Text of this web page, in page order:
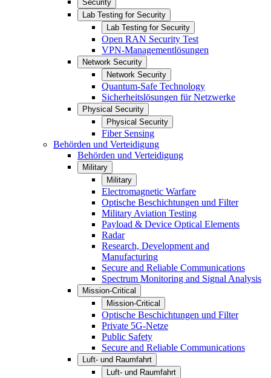
Security
Lab Testing for Security
Lab Testing for Security
Open RAN Security Test
VPN-Managementlösungen
Network Security
Network Security
Quantum-Safe Technology
Sicherheitslösungen für Netzwerke
Physical Security
Physical Security
Fiber Sensing
Behörden und Verteidigung
Behörden und Verteidigung
Military
Military
Electromagnetic Warfare
Optische Beschichtungen und Filter
Military Aviation Testing
Payload & Device Optical Elements
Radar
Research, Development and
Manufacturing
Secure and Reliable Communications
Spectrum Monitoring and Signal Analysis
Mission-Critical
Mission-Critical
Optische Beschichtungen und Filter
Private 5G-Netze
Public Safety
Secure and Reliable Communications
Luft- und Raumfahrt
Luft- und Raumfahrt